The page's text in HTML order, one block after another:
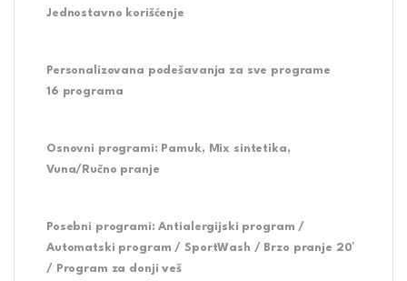
Jednostavno korišćenje
Personalizovana podešavanja za sve programe
16 programa
Osnovni programi: Pamuk, Mix sintetika,
Vuna/Ručno pranje
Posebni programi:Antialergijski program /
Automatski program / SportWash / Brzo pranje 20′
/ Program za donji veš